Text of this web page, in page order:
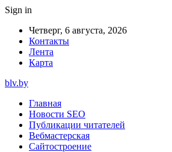
Sign in
Четверг, 6 августа, 2026
Контакты
Лента
Карта
blv.by
Главная
Новости SEO
Публикации читателей
Вебмастерская
Сайтостроение